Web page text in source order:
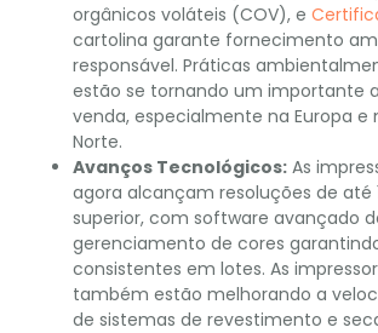
orgânicos voláteis (COV), e
cartolina garante fornecimento
responsável. Práticas
estão se tornando um importante
venda, especialmente na Europa e
Norte.
Avanços Tecnológicos: As
agora alcançam resoluções de até
superior, com software avançado
gerenciamento de cores
consistentes em lotes. As
também estão melhorando a
de sistemas de revestimento e